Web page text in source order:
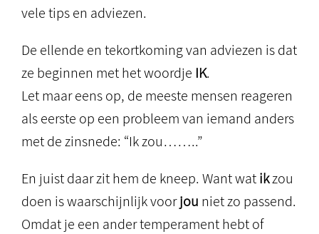
vele tips en adviezen.
De ellende en tekortkoming van adviezen is dat
ze beginnen met het woordje IK.
Let maar eens op, de meeste mensen reageren
als eerste op een probleem van iemand anders
met de zinsnede: “Ik zou……..”
En juist daar zit hem de kneep. Want watikzou
doen is waarschijnlijk voorjou niet zo passend.
Omdat je een ander temperament hebt of